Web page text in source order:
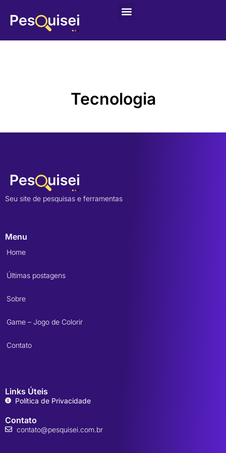
Tecnologia
Seu site de pesquisas e ferramentas
Menu
Home
Últimas postagens
Sobre
Game – Jogo de Colorir
Contato
Links Úteis
Política de Privacidade
Contato
contato@pesquisei.com.br